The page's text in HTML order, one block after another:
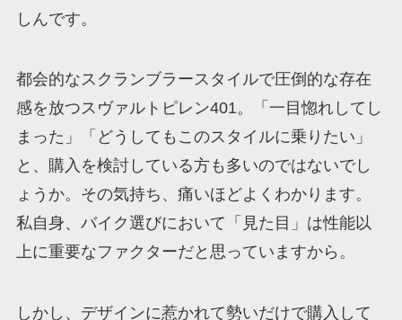
しんです。
都会的なスクランブラースタイルで圧倒的な存在
感を放つスヴァルトピレン401。「一目惚れしてし
まった」「どうしてもこのスタイルに乗りたい」
と、購入を検討している方も多いのではないでし
ょうか。その気持ち、痛いほどよくわかります。
私自身、バイク選びにおいて「見た目」は性能以
上に重要なファクターだと思っていますから。
しかし、デザインに惹かれて勢いだけで購入して